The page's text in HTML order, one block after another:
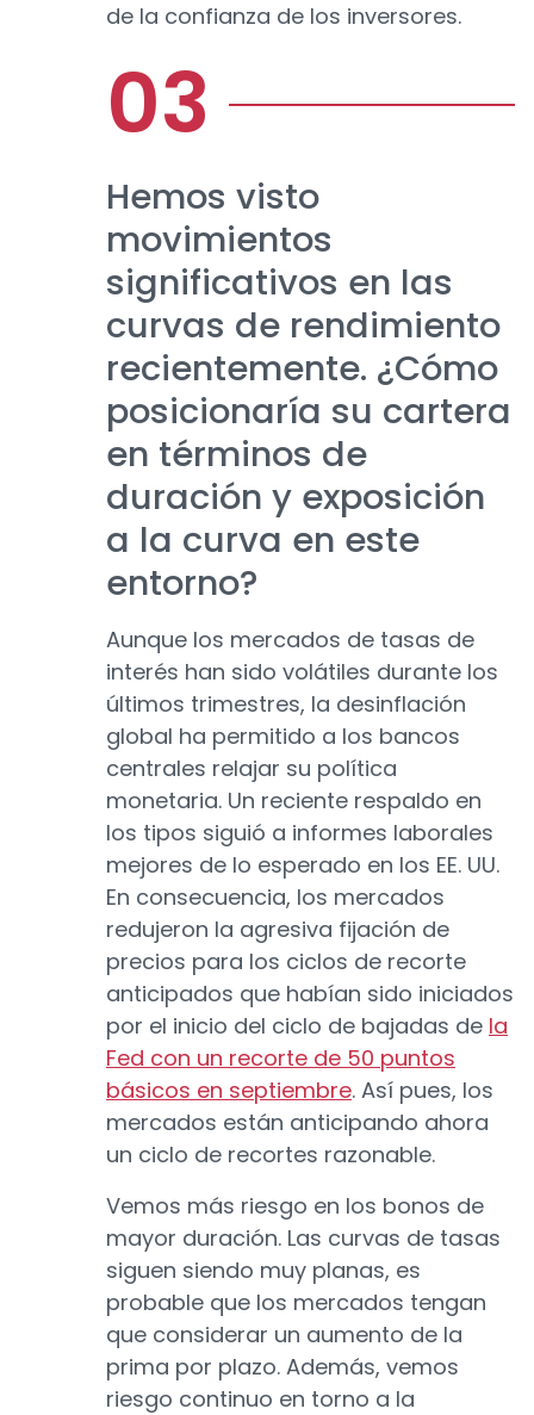
de la confianza de los inversores.
Hemos visto
movimientos
significativos en las
curvas de rendimiento
recientemente. ¿Cómo
posicionaría su cartera
en términos de
duración y exposición
a la curva en este
entorno?
Aunque los mercados de tasas de
interés han sido volátiles durante los
últimos trimestres, la desinflación
global ha permitido a los bancos
centrales relajar su política
monetaria. Un reciente respaldo en
los tipos siguió a informes laborales
mejores de lo esperado en los EE. UU.
En consecuencia, los mercados
redujeron la agresiva fijación de
precios para los ciclos de recorte
anticipados que habían sido iniciados
por el inicio del ciclo de bajadas de la
Fed con un recorte de 50 puntos
básicos en septiembre. Así pues, los
mercados están anticipando ahora
un ciclo de recortes razonable.
Vemos más riesgo en los bonos de
mayor duración. Las curvas de tasas
siguen siendo muy planas, es
probable que los mercados tengan
que considerar un aumento de la
prima por plazo. Además, vemos
riesgo continuo en torno a la